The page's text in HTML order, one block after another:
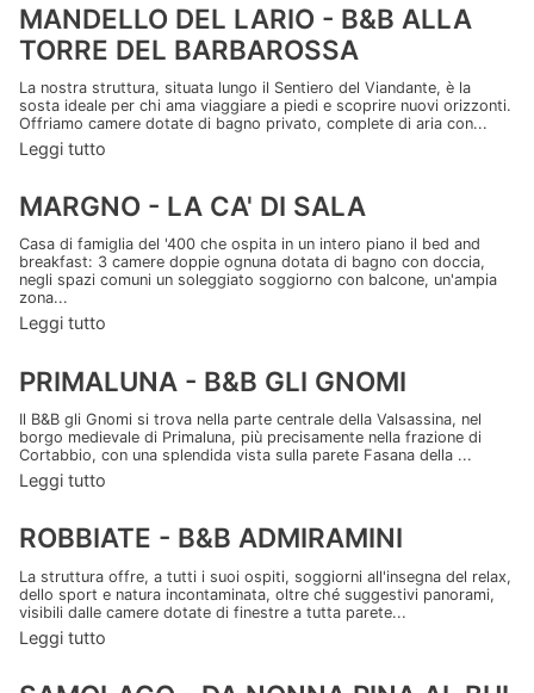
MANDELLO DEL LARIO - B&B ALLA
TORRE DEL BARBAROSSA
La nostra struttura, situata lungo il Sentiero del Viandante, è la
sosta ideale per chi ama viaggiare a piedi e scoprire nuovi orizzonti.
Offriamo camere dotate di bagno privato, complete di aria con...
Leggi tutto
MARGNO - LA CA' DI SALA
Casa di famiglia del '400 che ospita in un intero piano il bed and
breakfast: 3 camere doppie ognuna dotata di bagno con doccia,
negli spazi comuni un soleggiato soggiorno con balcone, un'ampia
zona...
Leggi tutto
PRIMALUNA - B&B GLI GNOMI
Il B&B gli Gnomi si trova nella parte centrale della Valsassina, nel
borgo medievale di Primaluna, più precisamente nella frazione di
Cortabbio, con una splendida vista sulla parete Fasana della ...
Leggi tutto
ROBBIATE - B&B ADMIRAMINI
La struttura offre, a tutti i suoi ospiti, soggiorni all'insegna del relax,
dello sport e natura incontaminata, oltre ché suggestivi panorami,
visibili dalle camere dotate di finestre a tutta parete...
Leggi tutto